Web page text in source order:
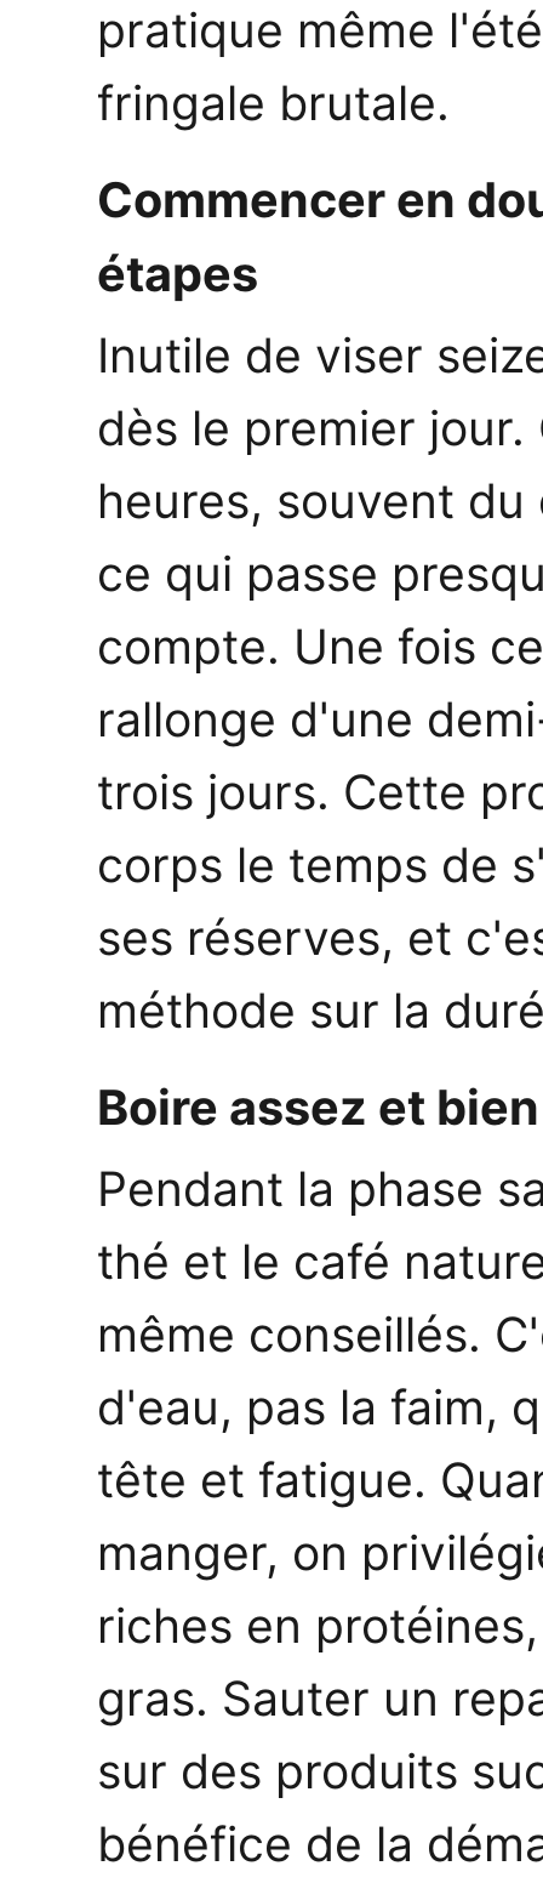
pratique même
fringale brutale.
Commencer en
étapes
Inutile de viser
dès le premier
heures, souvent
ce qui passe
compte. Une fois
rallonge d'une
trois jours. Cette
corps le temps de
ses réserves, et
méthode sur la
Boire assez et
Pendant la phase
thé et le café
même conseillés.
d'eau, pas la faim,
tête et fatigue.
manger, on
riches en
gras. Sauter un
sur des produits
bénéfice de la